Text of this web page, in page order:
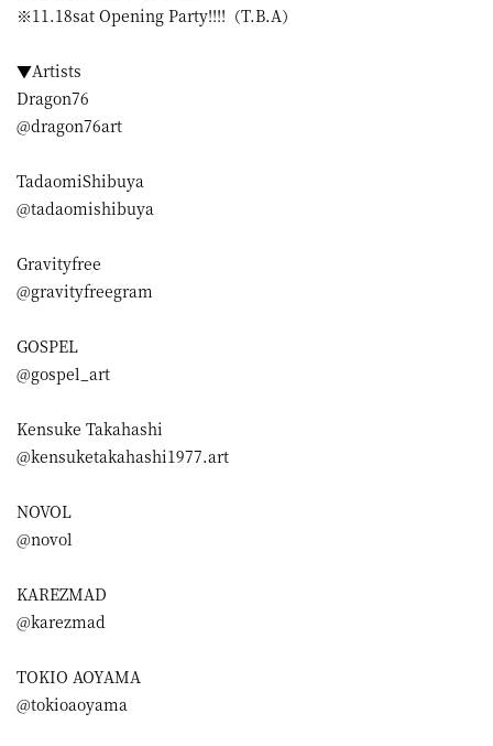
※11.18sat Opening Party!!!!（T.B.A）
▼Artists
Dragon76
@dragon76art
TadaomiShibuya
@tadaomishibuya
Gravityfree
@gravityfreegram
GOSPEL
@gospel_art
Kensuke Takahashi
@kensuketakahashi1977.art
NOVOL
@novol
KAREZMAD
@karezmad
TOKIO AOYAMA
@tokioaoyama